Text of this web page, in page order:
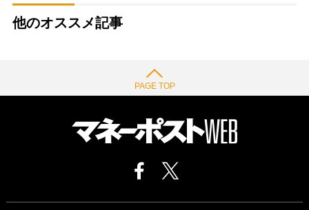
他のオススメ記事
PAGE TOP